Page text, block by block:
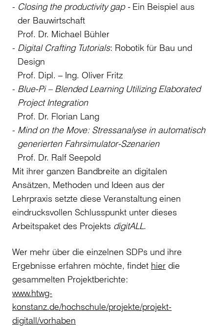
Closing the productivity gap -Ein Beispiel aus
der Bauwirtschaft
Prof. Dr. Michael Bühler
Digital Crafting Tutorials: Robotik für Bau und
Design
Prof. Dipl. – Ing. Oliver Fritz
Blue-Pi – Blended Learning Utilizing Elaborated
Project Integration
Prof. Dr. Florian Lang
Mind on the Move: Stressanalyse in automatisch
generierten Fahrsimulator-Szenarien
Prof. Dr. Ralf Seepold
Mit ihrer ganzen Bandbreite an digitalen
Ansätzen, Methoden und Ideen aus der
Lehrpraxis setzte diese Veranstaltung einen
eindrucksvollen Schlusspunkt unter dieses
Arbeitspaket des Projekts digitALL.
Wer mehr über die einzelnen SDPs und ihre
Ergebnisse erfahren möchte, findet hier die
gesammelten Projektberichte:
www.htwg-
konstanz.de/hochschule/projekte/projekt-
digitall/vorhaben